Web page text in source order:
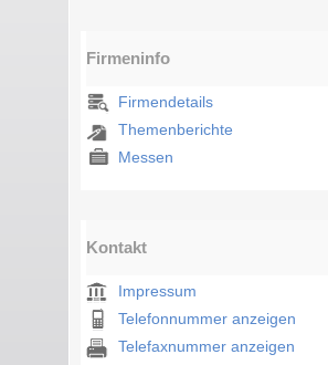
Firmeninfo
Firmendetails
Themenberichte
Messen
Kontakt
Impressum
Telefonnummer anzeigen
Telefaxnummer anzeigen